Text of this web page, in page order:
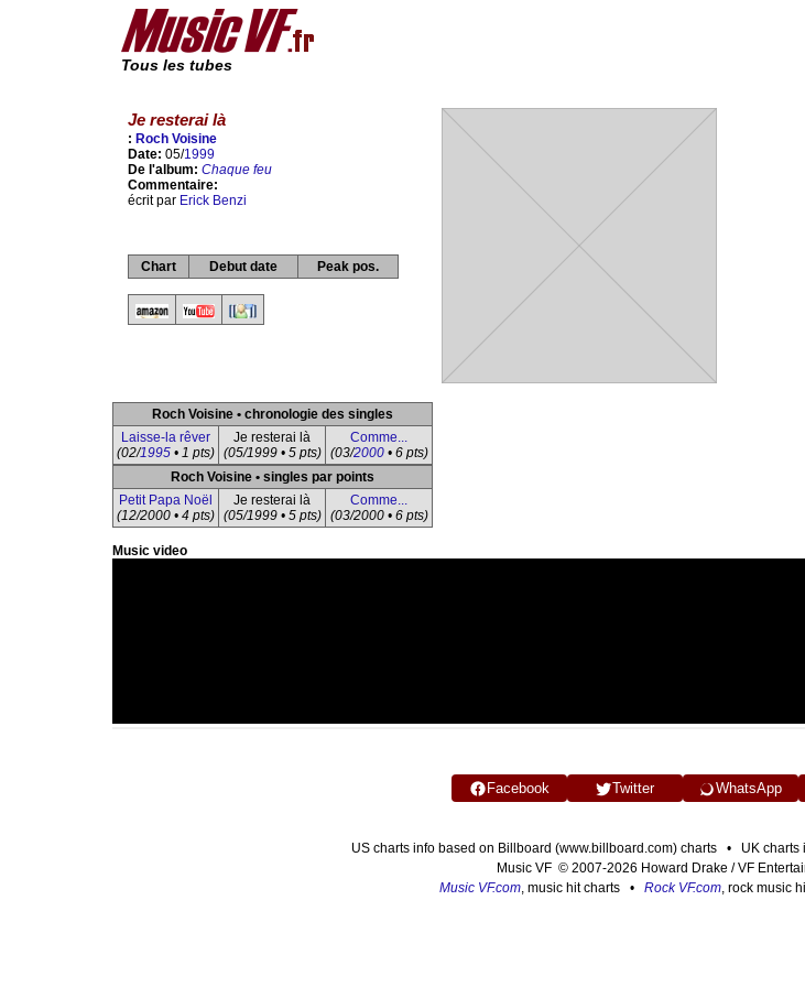
Tous les tubes
Je resterai là
: Roch Voisine
Date: 05/1999
De l'album: Chaque feu
Commentaire:
écrit par Erick Benzi
Chart Debut date Peak pos.
Roch Voisine • chronologie des singles
Laisse-la rêver
(02/1995 • 1 pts)
Je resterai là
(05/1999 • 5 pts)
Comme...
(03/2000• 6 pts)
Roch Voisine • singles par points
Petit Papa Noël
(12/2000 • 4 pts)
Je resterai là
(05/1999 • 5 pts)
Comme...
(03/2000 • 6 pts)
Music video
Facebook Twitter WhatsApp
US charts info based on Billboard (www.billboard.com) charts • UK charts
Music VF © 2007-2026 Howard Drake / VF
Music VF.com, music hit charts • Rock VF.com, rock music